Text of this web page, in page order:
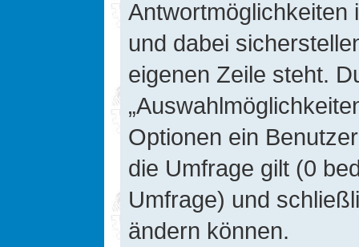
Antwortmöglichkeiten
und dabei
eigenen Zeile steht.
Optionen ein
die Umfrage gilt (0
Umfrage) und
ändern können.